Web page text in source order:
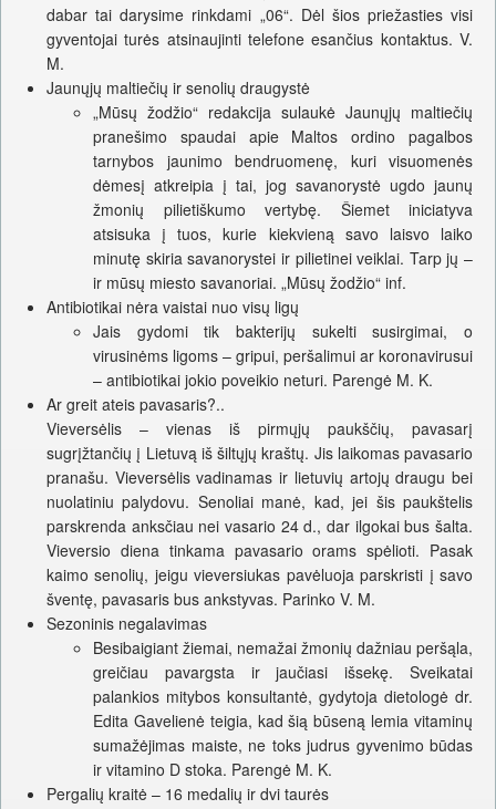
dabar tai darysime rinkdami „06“. Dėl šios priežasties visi
gyventojai turės atsinaujinti telefone esančius kontaktus. V.
M.
Jaunųjų maltiečių ir senolių draugystė
„Mūsų žodžio“ redakcija sulaukė Jaunųjų maltiečių
pranešimo spaudai apie Maltos ordino pagalbos
tarnybos jaunimo bendruomenę, kuri visuomenės
dėmesį atkreipia į tai, jog savanorystė ugdo jaunų
žmonių pilietiškumo vertybę. Šiemet iniciatyva
atsisuka į tuos, kurie kiekvieną savo laisvo laiko
minutę skiria savanorystei ir pilietinei veiklai. Tarp jų –
ir mūsų miesto savanoriai. „Mūsų žodžio“ inf.
Antibiotikai nėra vaistai nuo visų ligų
Jais gydomi tik bakterijų sukelti susirgimai, o
virusinėms ligoms – gripui, peršalimui ar koronavirusui
– antibiotikai jokio poveikio neturi. Parengė M. K.
Ar greit ateis pavasaris?..
Vieversėlis – vienas iš pirmųjų paukščių, pavasarį
sugrįžtančių į Lietuvą iš šiltųjų kraštų. Jis laikomas pavasario
pranašu. Vieversėlis vadinamas ir lietuvių artojų draugu bei
nuolatiniu palydovu. Senoliai manė, kad, jei šis paukštelis
parskrenda anksčiau nei vasario 24 d., dar ilgokai bus šalta.
Vieversio diena tinkama pavasario orams spėlioti. Pasak
kaimo senolių, jeigu vieversiukas pavėluoja parskristi į savo
šventę, pavasaris bus ankstyvas. Parinko V. M.
Sezoninis negalavimas
Besibaigiant žiemai, nemažai žmonių dažniau peršąla,
greičiau pavargsta ir jaučiasi išsekę. Sveikatai
palankios mitybos konsultantė, gydytoja dietologė dr.
Edita Gavelienė teigia, kad šią būseną lemia vitaminų
sumažėjimas maiste, ne toks judrus gyvenimo būdas
ir vitamino D stoka. Parengė M. K.
Pergalių kraitė – 16 medalių ir dvi taurės